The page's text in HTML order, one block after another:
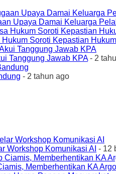
Upaya Damai Keluarga
Soroti Kepastian Hukum
Tanggung Jawab KPA- 2
- 2 tahun ago
Workshop Komunikasi AI - 12
Memberhentikan KA